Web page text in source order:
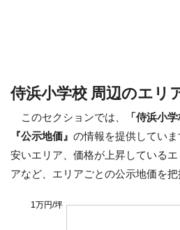
侍浜小学校 周辺のエリ
このセクションでは、
「侍浜小
『公示地価』 の情報を提供していま
安いエリア、価格が上昇している
アなど、エリアごとの公示地価を把
1万円/坪